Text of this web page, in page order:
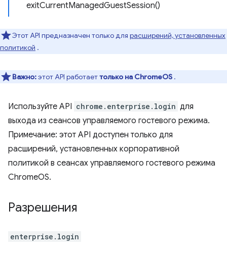
exitCurrentManagedGuestSession()
Этот API предназначен только для расширений, установленных
политикой .
Важно:этот API работаеттолько на ChromeOS .
Используйте API chrome.enterprise.login для
выхода из сеансов управляемого гостевого режима.
Примечание: этот API доступен только для
расширений, установленных корпоративной
политикой в сеансах управляемого гостевого режима
ChromeOS.
Разрешения
enterprise.login